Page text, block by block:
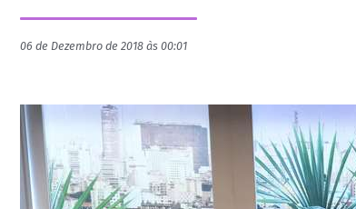
06 de Dezembro de 2018 às 00:01